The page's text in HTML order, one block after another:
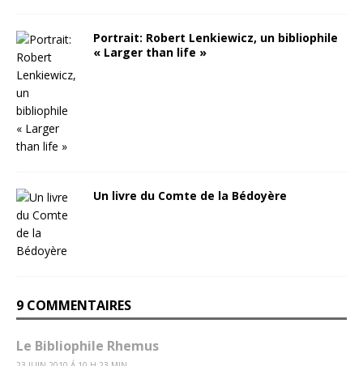
Portrait: Robert Lenkiewicz, un bibliophile
« Larger than life »
Un livre du Comte de la Bédoyère
9 COMMENTAIRES
Le Bibliophile Rhemus